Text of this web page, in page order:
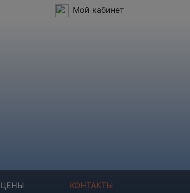
Мой кабинет
ЦЕНЫ КОНТАКТЫ